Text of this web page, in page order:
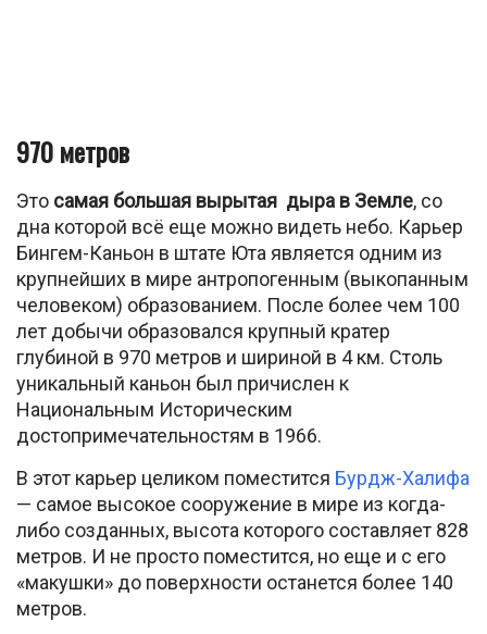
970 метров
Это самая большая вырытая дыра в Земле, со
дна которой всё еще можно видеть небо. Карьер
Бингем-Каньон в штате Юта является одним из
крупнейших в мире антропогенным (выкопанным
человеком) образованием. После более чем 100
лет добычи образовался крупный кратер
глубиной в 970 метров и шириной в 4 км. Столь
уникальный каньон был причислен к
Национальным Историческим
достопримечательностям в 1966.
В этот карьер целиком поместится Бурдж-Халифа
— самое высокое сооружение в мире из когда-
либо созданных, высота которого составляет 828
метров. И не просто поместится, но еще и с его
«макушки» до поверхности останется более 140
метров.